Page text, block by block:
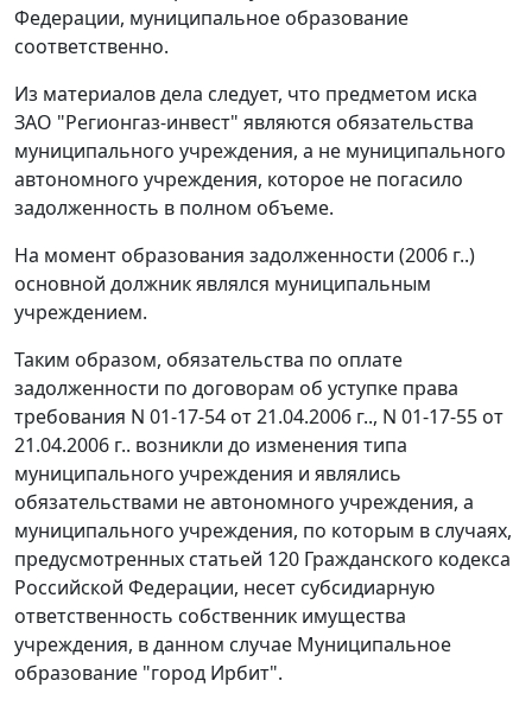
Федерации, муниципальное образование
соответственно.
Из материалов дела следует, что предметом иска
ЗАО "Регионгаз-инвест" являются обязательства
муниципального учреждения, а не муниципального
автономного учреждения, которое не погасило
задолженность в полном объеме.
На момент образования задолженности (2006 г..)
основной должник являлся муниципальным
учреждением.
Таким образом, обязательства по оплате
задолженности по договорам об уступке права
требования N 01-17-54 от 21.04.2006 г.., N 01-17-55 от
21.04.2006 г.. возникли до изменения типа
муниципального учреждения и являлись
обязательствами не автономного учреждения, а
муниципального учреждения, по которым в случаях,
предусмотренных статьей 120 Гражданского кодекса
Российской Федерации, несет субсидиарную
ответственность собственник имущества
учреждения, в данном случае Муниципальное
образование "город Ирбит".